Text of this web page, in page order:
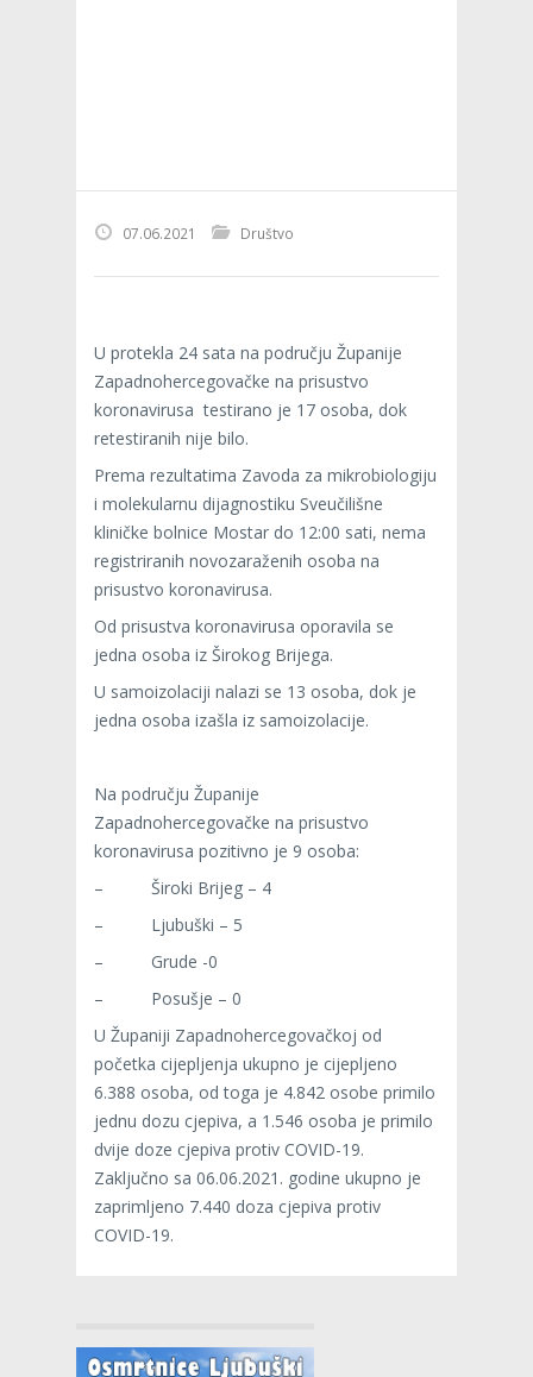
07.06.2021 Društvo
U protekla 24 sata na području Županije
Zapadnohercegovačke na prisustvo
koronavirusa testirano je 17 osoba, dok
retestiranih nije bilo.
Prema rezultatima Zavoda za mikrobiologiju
i molekularnu dijagnostiku Sveučilišne
kliničke bolnice Mostar do 12:00 sati, nema
registriranih novozaraženih osoba na
prisustvo koronavirusa.
Od prisustva koronavirusa oporavila se
jedna osoba iz Širokog Brijega.
U samoizolaciji nalazi se 13 osoba, dok je
jedna osoba izašla iz samoizolacije.
Na području Županije
Zapadnohercegovačke na prisustvo
koronavirusa pozitivno je 9 osoba:
– Široki Brijeg – 4
– Ljubuški – 5
– Grude -0
– Posušje – 0
U Županiji Zapadnohercegovačkoj od
početka cijepljenja ukupno je cijepljeno
6.388 osoba, od toga je 4.842 osobe primilo
jednu dozu cjepiva, a 1.546 osoba je primilo
dvije doze cjepiva protiv COVID-19.
Zaključno sa 06.06.2021. godine ukupno je
zaprimljeno 7.440 doza cjepiva protiv
COVID-19.